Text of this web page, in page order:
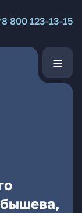
8 800 123-13-15